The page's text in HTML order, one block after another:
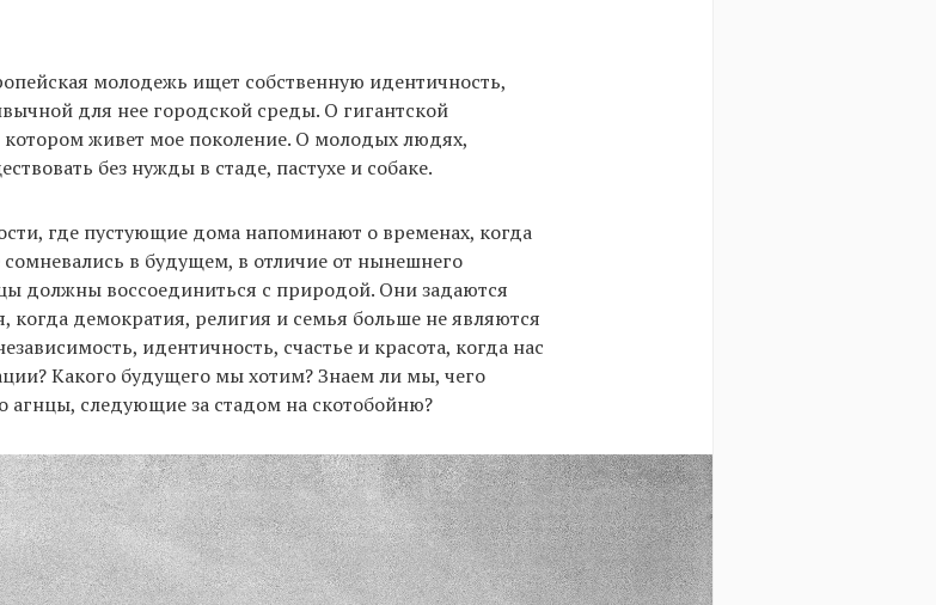
молодежь ищет собственную идентичность,
для нее городской среды. О гигантской
живет мое поколение. О молодых людях,
без нужды в стаде, пастухе и собаке.
где пустующие дома напоминают о временах, когда
в будущем, в отличие от нынешнего
должны воссоединиться с природой. Они задаются
когда демократия, религия и семья больше не являются
идентичность, счастье и красота, когда нас
Какого будущего мы хотим? Знаем ли мы, чего
следующие за стадом на скотобойню?